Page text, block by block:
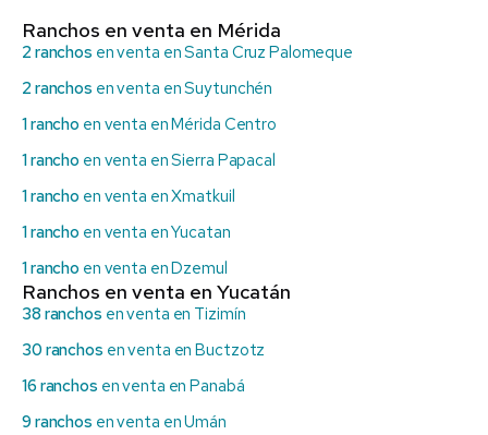
Ranchos en venta en Mérida
2 ranchos en venta en Santa Cruz Palomeque
2 ranchos en venta en Suytunchén
1 rancho en venta en Mérida Centro
1 rancho en venta en Sierra Papacal
1 rancho en venta en Xmatkuil
1 rancho en venta en Yucatan
1 rancho en venta en Dzemul
Ranchos en venta en Yucatán
38 ranchos en venta en Tizimín
30 ranchos en venta en Buctzotz
16 ranchos en venta en Panabá
9 ranchos en venta en Umán